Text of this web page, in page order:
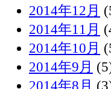
2014年12月
2014年11月
2014年10月
2014年9月
2014年8月